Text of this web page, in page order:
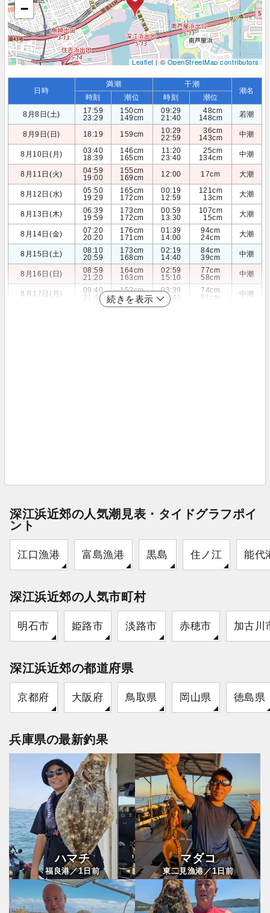
−
Leaflet| ©OpenStreetMap contributors
日時
満潮 干潮
潮名
時刻 潮位 時刻
潮位
8月8日(土)
17:59
23:29
150cm
149cm
09:29
21:40
48cm
148cm
若潮
8月9日(日) 18:19 159cm
10:29
22:59
36cm
143cm
中潮
8月10日(月)
03:40
18:39
146cm
165cm
11:20
23:40
25cm
134cm
中潮
8月11日(火)
04:59
19:00
155cm
169cm
12:00 17cm 大潮
8月12日(水)
05:50
19:29
165cm
172cm
00:19
12:59
121cm
13cm
大潮
8月13日(木)
06:39
19:59
173cm
172cm
00:59
13:30
107cm
15cm
大潮
8月14日(金)
07:20
20:20
176cm
171cm
01:39
14:00
94cm
24cm
大潮
8月15日(土)
08:10
20:59
173cm
168cm
02:19
14:40
84cm
39cm
中潮
8月16日(日)
08:59
21:20
164cm
163cm
02:59
15:10
77cm
58cm
中潮
8月17日(月)
09:40
21:49
152cm
157cm
03:39
15:40
74cm
81cm
中潮
続きを表示
深江浜近郊の人気潮見表・タイドグラフポイ
ント
江口漁港 富島漁港 黒島 住ノ江 能代
深江浜近郊の人気市町村
明石市 姫路市 淡路市 赤穂市 加古川
深江浜近郊の都道府県
京都府 大阪府 鳥取県 岡山県 徳島県
兵庫県の最新釣果
ハマチ
福良港／1日前
マダコ
東二見漁港／1日前